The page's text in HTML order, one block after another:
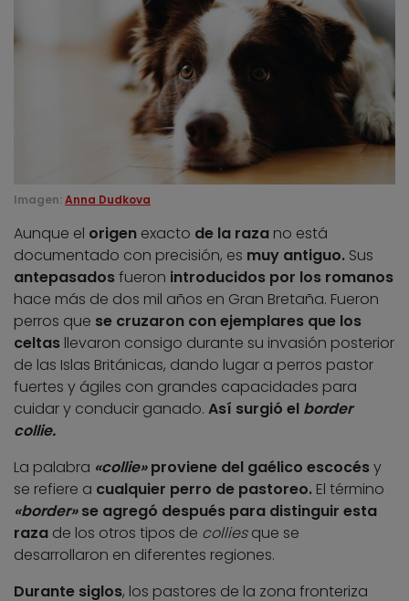
Imagen: Anna Dudkova
Aunque el origen exacto de la raza no está
documentado con precisión, es muy antiguo. Sus
antepasadosfueron introducidos por los romanos
hace más de dos mil años en Gran Bretaña. Fueron
perros que se cruzaron con ejemplares que los
celtas llevaron consigo durante su invasión posterior
de las Islas Británicas, dando lugar a perros pastor
fuertes y ágiles con grandes capacidades para
cuidar y conducir ganado. Así surgió el border
collie.
La palabra «collie»proviene del gaélico escocésy
se refiere a cualquier perro de pastoreo. El término
«border» se agregó después para distinguir esta
raza de los otros tipos de colliesque se
desarrollaron en diferentes regiones.
Durante siglos, los pastores de la zona fronteriza